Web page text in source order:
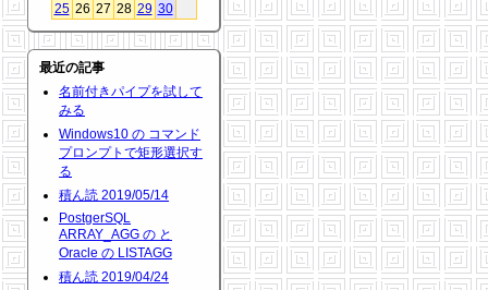
25 26 27 28 29 30
最近の記事
名前付きパイプを試して
みる
Windows10 の コマンド
プロンプトで矩形選択す
る
積ん読 2019/05/14
PostgerSQL
ARRAY_AGG の と
Oracle の LISTAGG
積ん読 2019/04/24